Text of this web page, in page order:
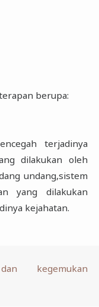
berupa:
terjadinya
dilakukan oleh
undang,sistem
yang dilakukan
kejahatan.
kegemukan